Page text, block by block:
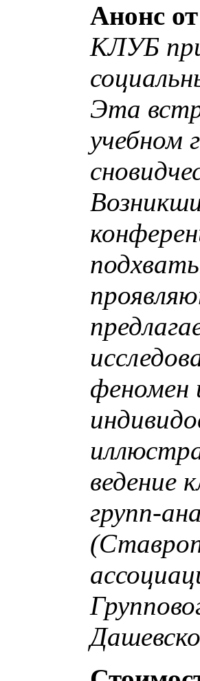
Анонс
КЛУБ
Эта
учебном
феномен
ведение
групп-